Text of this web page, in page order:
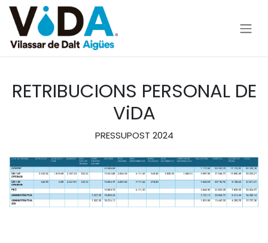
Skip to Content
RETRIBUCIONS PERSONAL DE
ViDA
PRESSUPOST 2024